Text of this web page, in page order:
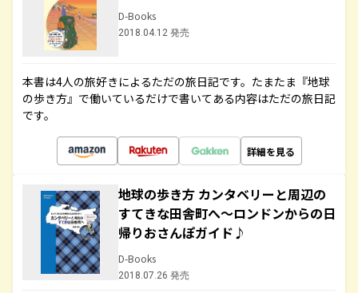
D-Books
2018.04.12 発売
本書は4人の旅好きによるただの旅日記です。たまたま『地球
の歩き方』で働いているだけで書いてある内容はただの旅日記
です。
詳細を見る
地球の歩き方 カンタベリーと周辺の
すてきな田舎町へ～ロンドンからの日
帰りおさんぽガイド♪
D-Books
2018.07.26 発売